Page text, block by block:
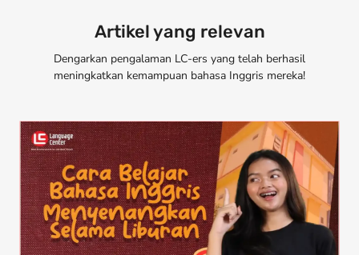
Artikel yang relevan
Dengarkan pengalaman LC-ers yang telah berhasil
meningkatkan kemampuan bahasa Inggris mereka!